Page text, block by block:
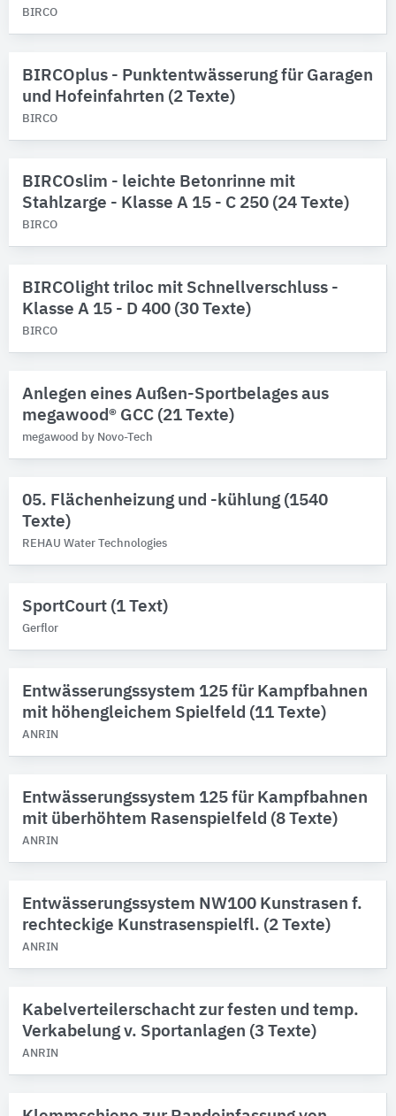
BIRCO
BIRCOplus - Punktentwässerung für Garagen
und Hofeinfahrten (2 Texte)
BIRCO
BIRCOslim - leichte Betonrinne mit
Stahlzarge - Klasse A 15 - C 250 (24 Texte)
BIRCO
BIRCOlight triloc mit Schnellverschluss -
Klasse A 15 - D 400 (30 Texte)
BIRCO
Anlegen eines Außen-Sportbelages aus
megawood® GCC (21 Texte)
megawood by Novo-Tech
05. Flächenheizung und -kühlung (1540
Texte)
REHAU Water Technologies
SportCourt (1 Text)
Gerflor
Entwässerungssystem 125 für Kampfbahnen
mit höhengleichem Spielfeld (11 Texte)
ANRIN
Entwässerungssystem 125 für Kampfbahnen
mit überhöhtem Rasenspielfeld (8 Texte)
ANRIN
Entwässerungssystem NW100 Kunstrasen f.
rechteckige Kunstrasenspielfl. (2 Texte)
ANRIN
Kabelverteilerschacht zur festen und temp.
Verkabelung v. Sportanlagen (3 Texte)
ANRIN